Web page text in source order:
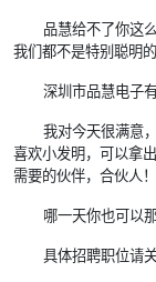
品慧给不了你这
我们都不是特别聪明
深圳市品慧电子
我对今天很满意
喜欢小发明，可以拿
需要的伙伴，合伙人！
哪一天你也可以
具体招聘职位请